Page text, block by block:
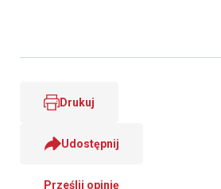
Drukuj
Udostępnij
Prześlij opinię